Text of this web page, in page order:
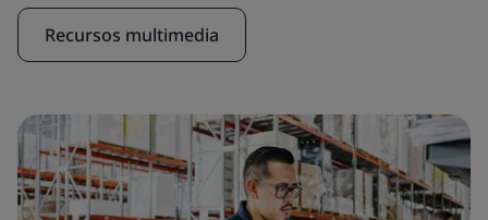
Recursos multimedia